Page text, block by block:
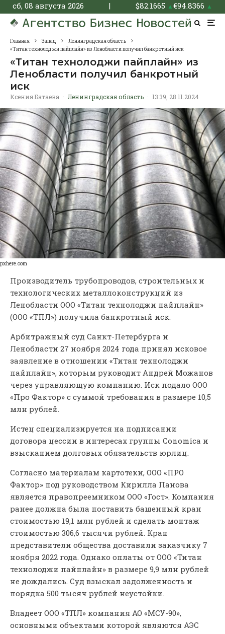
сб, 08 августа 2026 | $82.1665 ▲€94.8366 ▲
Главная Запад
Ленинградская область
«Титан технолоджи пайплайн» из Ленобласти получил банкротный иск
«Титан технолоджи пайплайн» из
Ленобласти получил банкротный
иск
Ксения Батаева · Ленинградская область · 13:39, 28.11.2024
pxhere.com
Производитель трубопроводов, строительных и
технологических металлоконструкций из
Ленобласти ООО «Титан технолоджи пайплайн»
(ООО «ТПЛ») получила банкротный иск.
Арбитражный суд Санкт-Петербурга и
Ленобласти 27 ноября 2024 года принял исковое
заявление в отношении «Титан технолоджи
пайплайн», которым руководит Андрей Можанов
через управляющую компанию. Иск подало ООО
«Про Фактор» с суммой требования в размере 10,5
млн рублей.
Истец специализируется на подписании
договора цессии в интересах группы Conomica и
взысканием долговых обязательств юрлиц.
Согласно материалам картотеки, ООО «ПРО
Фактор» под руководством Кирилла Панова
является правопреемником ООО «Гост». Компания
ранее должна была поставить башенный кран
стоимостью 19,1 млн рублей и сделать монтаж
стоимостью 306,6 тысячи рублей. Кран
представители общества доставили заказчику 7
ноября 2022 года. Однако оплаты от ООО «Титан
технолоджи пайплайн» в размере 9,9 млн рублей
не дождались. Суд взыскал задолженность и
порядка 500 тысяч рублей неустойки.
Владеет ООО «ТПЛ» компания АО «МСУ-90»,
основными объектами которой являются АЭС